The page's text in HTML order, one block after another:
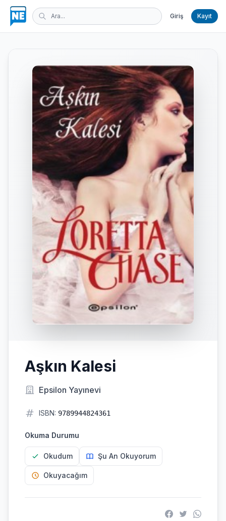
Giriş Kayıt
Aşkın Kalesi
Epsilon Yayınevi
ISBN: 9789944824361
Okuma Durumu
Okudum Şu An Okuyorum
Okuyacağım